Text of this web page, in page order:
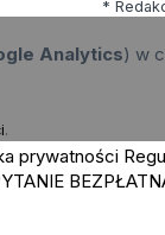
*
Analytics) w
.
prywatności